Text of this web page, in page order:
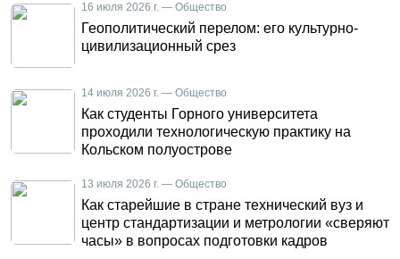
16 июля 2026 г. — Общество
Геополитический перелом: его культурно-
цивилизационный срез
14 июля 2026 г. — Общество
Как студенты Горного университета
проходили технологическую практику на
Кольском полуострове
13 июля 2026 г. — Общество
Как старейшие в стране технический вуз и
центр стандартизации и метрологии «сверяют
часы» в вопросах подготовки кадров